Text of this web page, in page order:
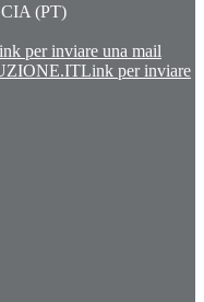
(PT)
per inviare una mail
Link per inviare